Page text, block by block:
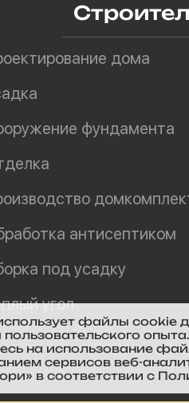
дома
фундамента
антисептиком
под усадку
угол
файлы cookie
на использование
сервисов веб-
в соответствии с